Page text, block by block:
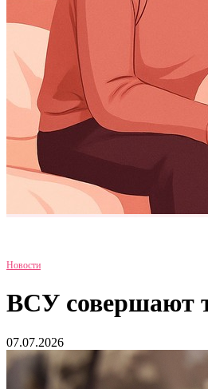
Новости
ВСУ совершают
07.07.2026